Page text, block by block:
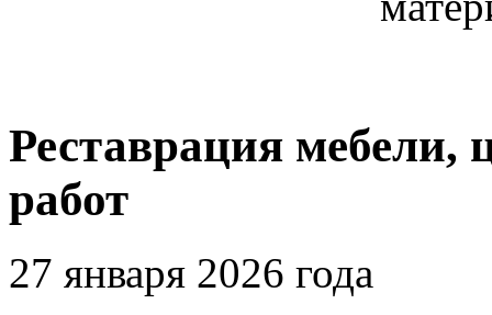
Реставрация мебели,
работ
27 января 2026 года